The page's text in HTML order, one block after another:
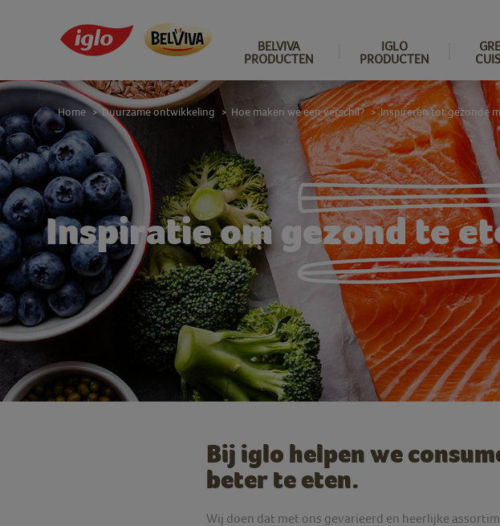
BELVIVA
PRODUCTEN
IGLO
PRODUCTEN
Inspiratie om gezond te
Home > Duurzame ontwikkeling > Hoe maken we een verschil? > Inspireren tot gezonde
Bij iglo helpen we
beter te eten.
Wij doen dat met ons gevarieerd en heerlijke